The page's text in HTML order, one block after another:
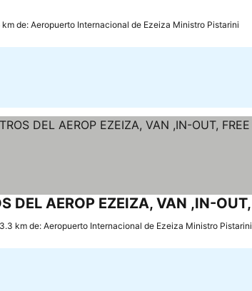
km de: Aeropuerto Internacional de Ezeiza Ministro Pistarini
km de: Aeropuerto Internacional de Ezeiza Ministro Pistarini